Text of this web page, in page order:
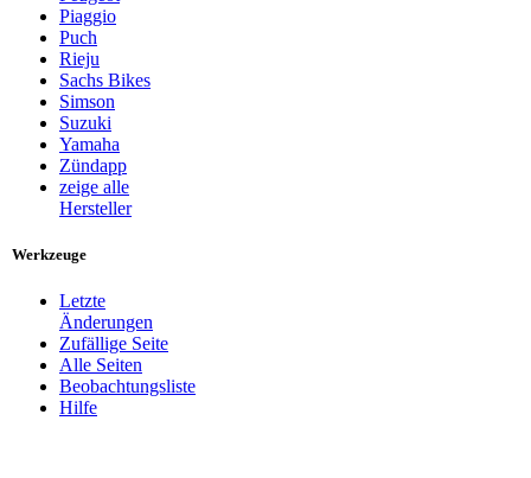
Piaggio
Puch
Rieju
Sachs Bikes
Simson
Suzuki
Yamaha
Zündapp
zeige alle
Hersteller
Werkzeuge
Letzte
Änderungen
Zufällige Seite
Alle Seiten
Beobachtungsliste
Hilfe